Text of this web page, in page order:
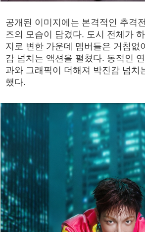
공개된 이미지에는 본격적인 추격
즈의 모습이 담겼다. 도시 전체가
지로 변한 가운데 멤버들은 거침없
감 넘치는 액션을 펼쳤다. 동적인
과와 그래픽이 더해져 박진감 넘치
했다.